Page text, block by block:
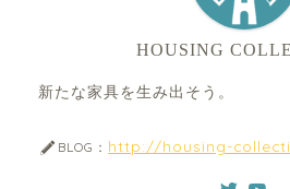
HOUSING
新たな家具を生み出そう。
BLOG： http://housing-